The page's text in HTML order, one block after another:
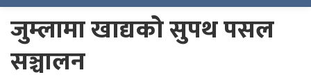
जुम्लामा खाद्यको सुपथ पसल
सञ्चालन